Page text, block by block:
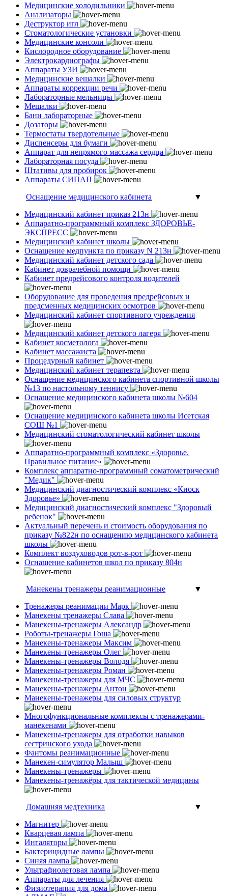
Медицинские холодильники
Анализаторы
Деструктор игл
Стоматологические установки
Медицинские консоли
Кислородное оборудование
Электрокардиографы
Аппараты УЗИ
Медицинские вешалки
Аппараты коррекции речи
Лабораторные мельницы
Мешалки
Бани лабораторные
Дозаторы
Термостаты твердотельные
Диспенсеры для бумаги
Аппарат для непрямого массажа сердца
Лабораторная посуда
Штативы для пробирок
Аппараты СИПАП
Оснащение медицинского кабинета
▼
Медицинский кабинет приказ 213н
Аппаратно-программный комплекс ЗДОРОВЬЕ-
ЭКСПРЕСС
Медицинский кабинет школы
Оснащение медпункта по приказу N 213н
Медицинский кабинет детского сада
Кабинет доврачебной помощи
Кабинет предрейсового контроля водителей
Оборудование для проведения предрейсовых и
предсменных медицинских осмотров
Медицинский кабинет спортивного учреждения
Медицинский кабинет детского лагеря
Кабинет косметолога
Кабинет массажиста
Процедурный кабинет
Медицинский кабинет терапевта
Оснащение медицинского кабинета спортивной школы
№13 по настольному теннису
Оснащение медицинского кабинета школы №604
Оснащение медицинского кабинета школы Исетская
СОШ №1
Медицинский стоматологический кабинет школы
Аппаратно-программный комплекс «Здоровье.
Правильное питание»
Комплекс аппаратно-программный соматометрический
"Медик"
Медицинский диагностический комплекс «Киоск
Здоровье»
Медицинский диагностический комплекс "Здоровый
ребенок"
Актуальный перечень и стоимость оборудования по
приказу №822н по оснащению медицинского кабинета
школы
Комплект воздуховодов рот-в-рот
Оснащение кабинетов школ по приказу 804н
Манекены тренажеры реанимационные
▼
Тренажеры реанимации Марк
Манекены тренажеры Слава
Манекены-тренажеры Александр
Роботы-тренажеры Гоша
Манекены-тренажеры Максим
Манекены-тренажеры Олег
Манекены-тренажеры Володя
Манекены-тренажеры Роман
Манекены-тренажеры для МЧС
Манекены-тренажеры Антон
Манекены-тренажеры для силовых структур
Многофункциональные комплексы с тренажерами-
манекенами
Манекены-тренажеры для отработки навыков
сестринского ухода
Фантомы реанимационные
Манекен-симулятор Малыш
Манекены-тренажеры
Манекены-тренажёры для тактической медицины
Домашняя медтехника
▼
Магнитер
Кварцевая лампа
Ингаляторы
Бактерицидные лампы
Синяя лампа
Ультрафиолетовая лампа
Аппараты для лечения
Физиотерапия для дома